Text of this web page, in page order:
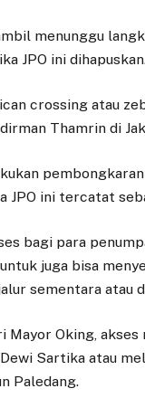
menunggu
JPO ini
crossing atau
Thamrin di
JPO ini tercatat
bagi para
juga bisa
sementara atau
Mayor Oking,
Sartika atau
Paledang.